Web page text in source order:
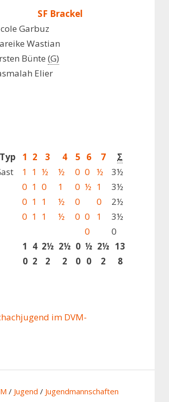
SF Brackel
Garbuz
Wastian
Bünte (G)
Elier
Typ 1 2 3 4 5 6 7 Σ
1 4 2½ 2½ 0 ½ 2½ 13
0 2 2 2 0 0 2 8
1 1 ½ ½ 0 0 ½
3½
0 1 0 1 0 ½ 1
3½
0 1 1 ½ 0 0
2½
0 1 1 ½ 0 0 1
3½
0 0
im DVM-
/ Jugend / Jugendmannschaften